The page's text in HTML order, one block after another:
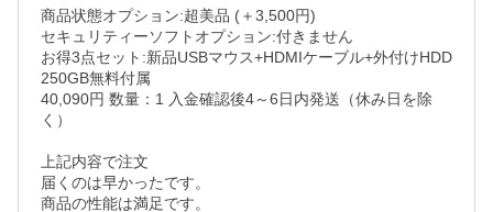
商品状態オプション:超美品 (＋3,500円)
セキュリティーソフトオプション:付きません
お得3点セット:新品USBマウス+HDMIケーブル+外付けHDD
250GB無料付属
40,090円 数量：1 入金確認後4～6日内発送（休み日を除
く）
上記内容で注文
届くのは早かったです。
商品の性能は満足です。